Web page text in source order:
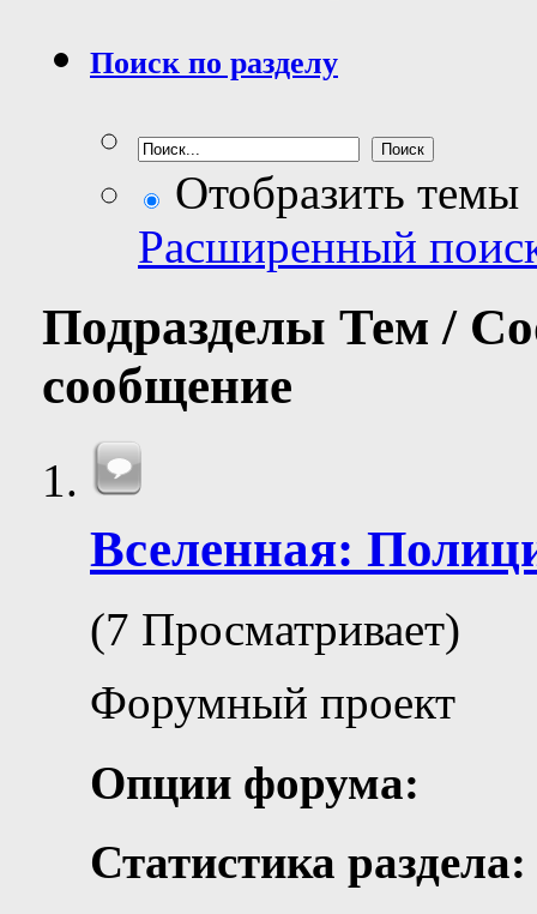
Поиск по разделу
Отобразить темы
Расширенный
Подразделы Тем /
сообщение
Вселенная:
(7 Просматривает)
Форумный проект
Опции форума:
Статистика раздела: